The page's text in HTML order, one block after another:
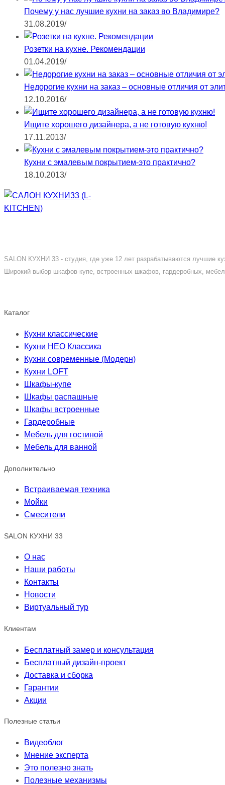
Почему у нас лучшие кухни на заказ во Владимире?
31.08.2019/
Розетки на кухне. Рекомендации
01.04.2019/
Недорогие кухни на заказ – основные отличия от
12.10.2016/
Ищите хорошего дизайнера, а не готовую кухню!
17.11.2013/
Кухни с эмалевым покрытием-это практично?
18.10.2013/
SALON КУХНИ 33 - студия, где уже 12 лет разрабатываются лучшие
Широкий выбор шкафов-купе, встроенных шкафов, гардеробных,
Каталог
Кухни классические
Кухни НЕО Классика
Кухни современные (Модерн)
Кухни LOFT
Шкафы-купе
Шкафы распашные
Шкафы встроенные
Гардеробные
Мебель для гостиной
Мебель для ванной
Дополнительно
Встраиваемая техника
Мойки
Смесители
SALON КУХНИ 33
О нас
Наши работы
Контакты
Новости
Виртуальный тур
Клиентам
Бесплатный замер и консультация
Бесплатный дизайн-проект
Доставка и сборка
Гарантии
Акции
Полезные статьи
Видеоблог
Мнение эксперта
Это полезно знать
Полезные механизмы